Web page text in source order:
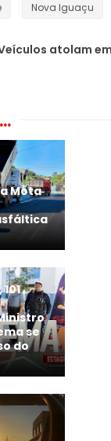
Nova Iguaçu
atolam
Mota
se
do